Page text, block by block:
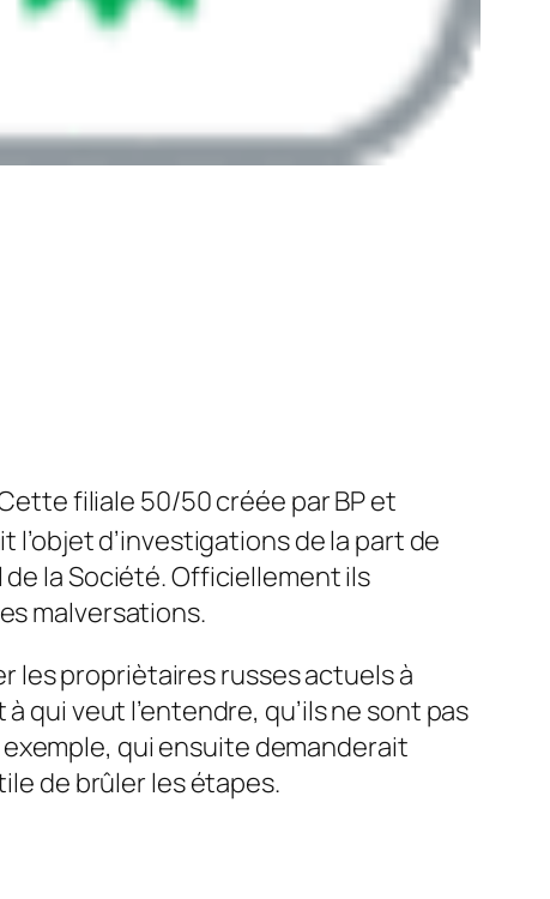
filiale 50/50 créée par BP et
d’investigations de la part de
la Société. Officiellement ils
malversations.
propriètaires russes actuels à
qui veut l’entendre, qu’ils ne sont pas
qui ensuite demanderait
de brûler les étapes.